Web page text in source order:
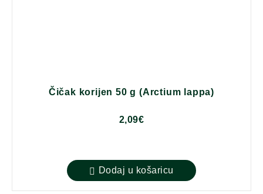
Čičak korijen 50 g (Arctium lappa)
2,09€
Dodaj u košaricu